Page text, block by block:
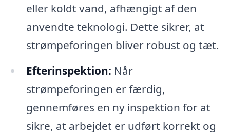
eller koldt vand, afhængigt af den
anvendte teknologi. Dette sikrer, at
strømpeforingen bliver robust og tæt.
Efterinspektion: Når
strømpeforingen er færdig,
gennemføres en ny inspektion for at
sikre, at arbejdet er udført korrekt og